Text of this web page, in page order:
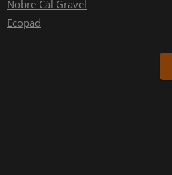
Nobre Cál Gravel
Ecopad